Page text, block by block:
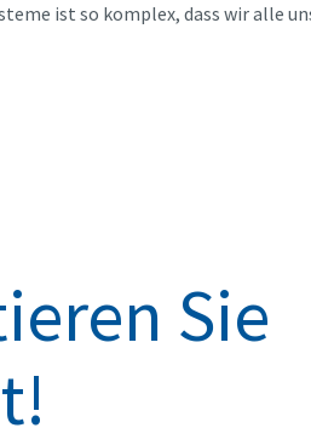
ist so komplex, dass wir alle
Sie